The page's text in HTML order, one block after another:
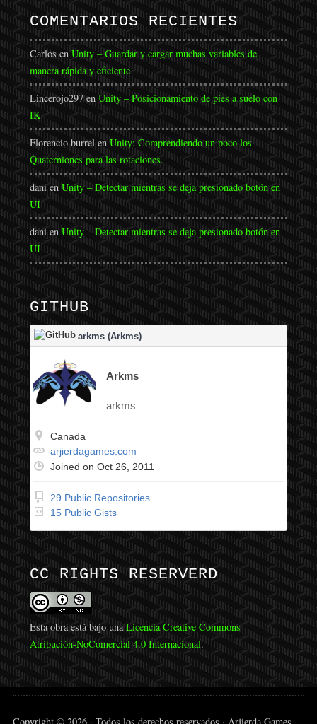
COMENTARIOS RECIENTES
CarlosenUnity – Guardar y cargar muchas variables de
manera rápida y eficiente
Lincerojo297enUnity – Posicionamiento de pies a suelo con
IK
Florencio burrelen Unity: Comprendiendo un poco los
Quaterniones para las rotaciones.
danienUnity – Detectar mientras se deja presionado botón en
UI
danienUnity – Detectar mientras se deja presionado botón en
UI
GITHUB
arkms (Arkms)
Arkms
arkms
Canada
arjierdagames.com
Joined on Oct 26, 2011
29 Public Repositories
15 Public Gists
CC RIGHTS RESERVERD
Esta obra está bajo unaLicencia Creative Commons
Atribución-NoComercial 4.0 Internacional.